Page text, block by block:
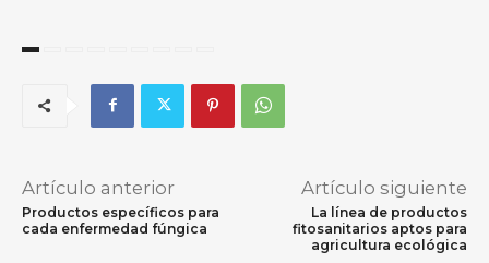
Artículo anterior
Productos específicos para
cada enfermedad fúngica
Artículo siguiente
La línea de productos
fitosanitarios aptos para
agricultura ecológica